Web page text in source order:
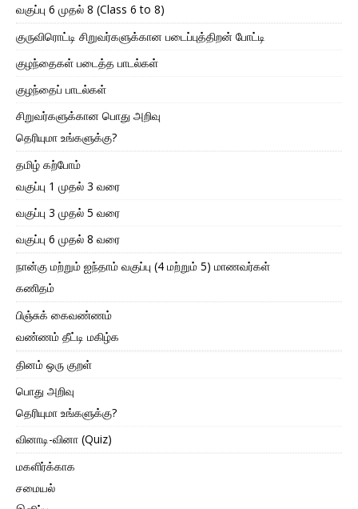
வகுப்பு 6 முதல் 8 (Class 6 to 8)
குருவிரொட்டி சிறுவர்களுக்கான படைப்புத்திறன் போட்டி
குழந்தைகள் படைத்த பாடல்கள்
குழந்தைப் பாடல்கள்
சிறுவர்களுக்கான பொது அறிவு
தெரியுமா உங்களுக்கு?
தமிழ் கற்போம்
வகுப்பு 1 முதல் 3 வரை
வகுப்பு 3 முதல் 5 வரை
வகுப்பு 6 முதல் 8 வரை
நான்கு மற்றும் ஐந்தாம் வகுப்பு (4 மற்றும் 5) மாணவர்கள்
கணிதம்
பிஞ்சுக் கைவண்ணம்
வண்ணம் தீட்டி மகிழ்க
தினம் ஒரு குறள்
பொது அறிவு
தெரியுமா உங்களுக்கு?
வினாடி-வினா (Quiz)
மகளிர்க்காக
சமையல்